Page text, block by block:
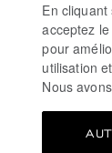
S’INSCRIRE
POLITIQUE
En
acceptez
pour
utilisation
Nous